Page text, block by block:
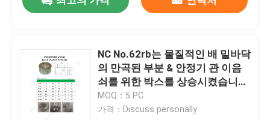
NC No.62rb는 물질적인 배 밑바닥
의 만곡된 부분 & 안정기 관 이음
쇠를 위한 박스를 상승시켰습니다
- 스테인레스 강
MOQ：5 PC
가격：Discuss personally